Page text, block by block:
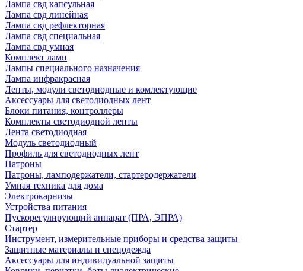
Лампа свд капсульная
Лампа свд линейная
Лампа свд рефлекторная
Лампа свд специальная
Лампа свд умная
Комплект ламп
Лампы специального назначения
Лампа инфракрасная
Ленты, модули светодиодные и комлектующие
Аксессуары для светодиодных лент
Блоки питания, контроллеры
Комплекты светодиодной ленты
Лента светодиодная
Модуль светодиодный
Профиль для светодиодных лент
Патроны
Патроны, ламподержатели, стартеродержатели
Умная техника для дома
Электрокарнизы
Устройства питания
Пускорегулирующий аппарат (ПРА, ЭПРА)
Стартер
Инструмент, измерительные приборы и средства защиты
Защитные материалы и спецодежда
Аксессуары для индивидуальной защиты